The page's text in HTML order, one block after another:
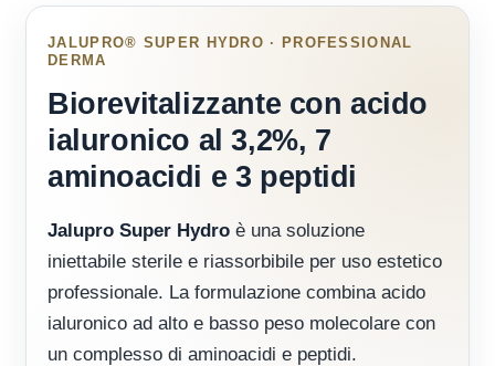
JALUPRO® SUPER HYDRO · PROFESSIONAL
DERMA
Biorevitalizzante con acido
ialuronico al 3,2%, 7
aminoacidi e 3 peptidi
Jalupro Super Hydro è una soluzione
iniettabile sterile e riassorbibile per uso estetico
professionale. La formulazione combina acido
ialuronico ad alto e basso peso molecolare con
un complesso di aminoacidi e peptidi.